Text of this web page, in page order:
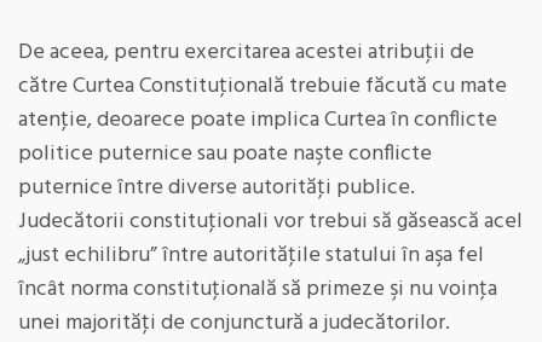
De aceea, pentru exercitarea acestei atribuţii de
către Curtea Constituţională trebuie făcută cu mate
atenţie, deoarece poate implica Curtea în conflicte
politice puternice sau poate naşte conflicte
puternice între diverse autorităţi publice.
Judecătorii constituţionali vor trebui să găsească acel
„just echilibru” între autorităţile statului în aşa fel
încât norma constituţională să primeze şi nu voinţa
unei majorităţi de conjunctură a judecătorilor.